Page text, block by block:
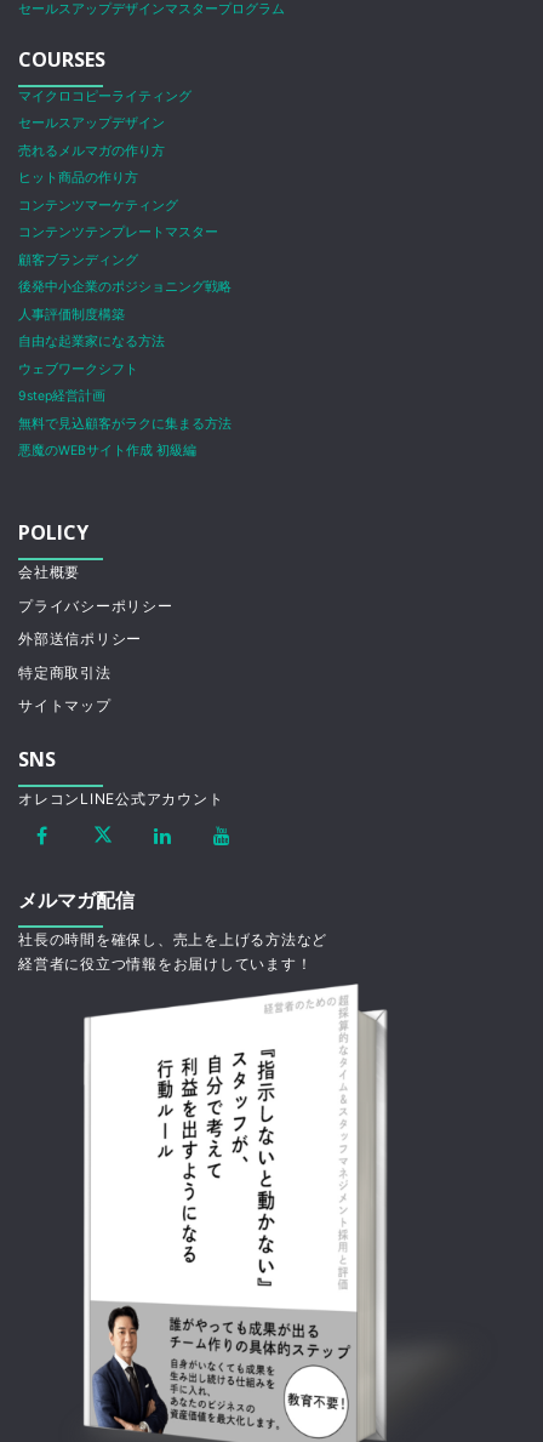
セールスアップデザインマスタープログラム
COURSES
マイクロコピーライティング
セールスアップデザイン
売れるメルマガの作り方
ヒット商品の作り方
コンテンツマーケティング
コンテンツテンプレートマスター
顧客ブランディング
後発中小企業のポジショニング戦略
人事評価制度構築
自由な起業家になる方法
ウェブワークシフト
9step経営計画
無料で見込顧客がラクに集まる方法
悪魔のWEBサイト作成 初級編
POLICY
会社概要
プライバシーポリシー
外部送信ポリシー
特定商取引法
サイトマップ
SNS
オレコンLINE公式アカウント
メルマガ配信
社長の時間を確保し、売上を上げる方法など
経営者に役立つ情報をお届けしています！